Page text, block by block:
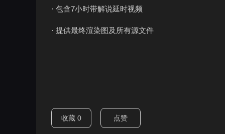
· 包含7小时带解说延时视频
· 提供最终渲染图及所有源文件
收藏 0 点赞